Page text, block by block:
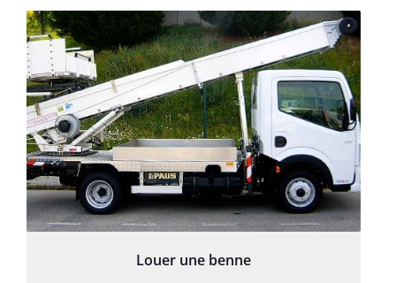
Louer une benne